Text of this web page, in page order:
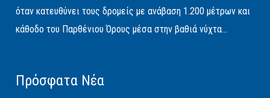
όταν κατευθύνει τους δρομείς με ανάβαση 1.200 μέτρων και
κάθοδο του Παρθένιου Όρους μέσα στην βαθιά νύχτα...
Πρόσφατα Νέα